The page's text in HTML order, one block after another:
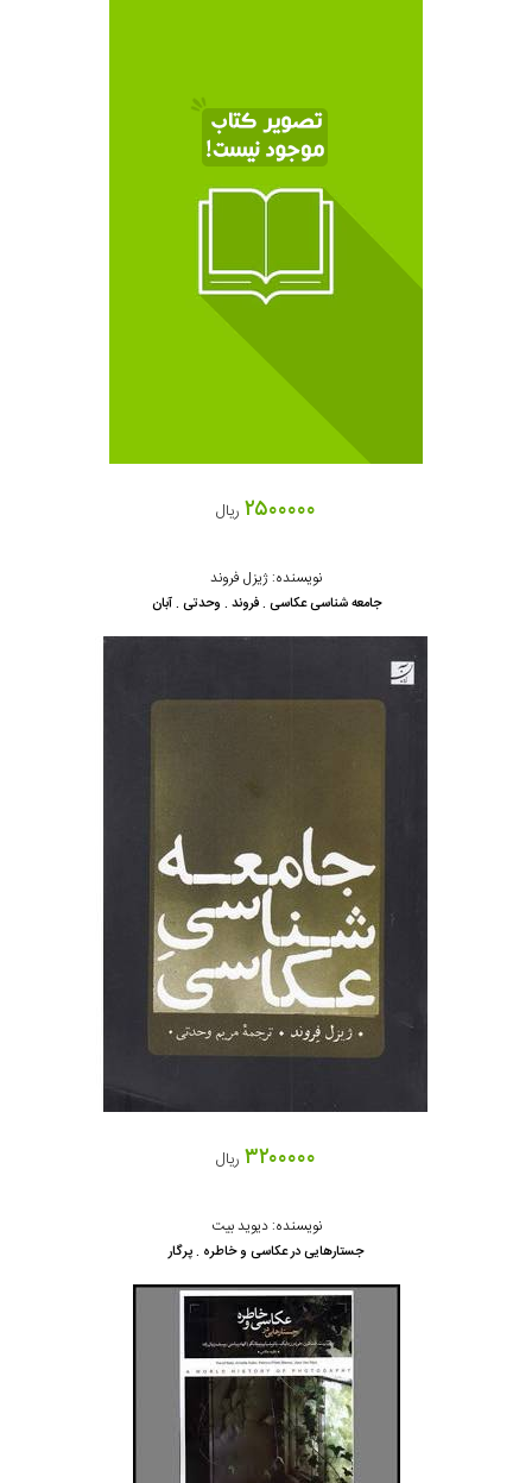
۲۵۰۰۰۰۰ ریال
نویسنده: ژیزل فروند
جامعه شناسی عکاسی . فروند . وحدتی . آبان
۳۲۰۰۰۰۰ ریال
نویسنده: دیوید بیت
جستارهایی در عکاسی و خاطره . پرگار